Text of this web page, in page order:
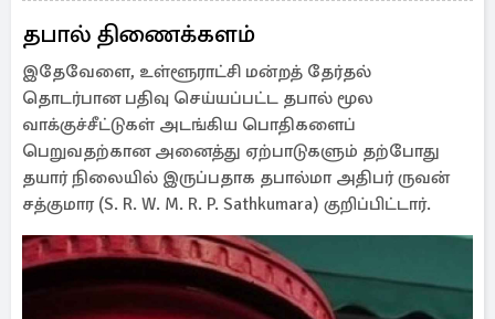
தபால் திணைக்களம்
இதேவேளை, உள்ளூராட்சி மன்றத் தேர்தல்
தொடர்பான பதிவு செய்யப்பட்ட தபால் மூல
வாக்குச்சீட்டுகள் அடங்கிய பொதிகளைப்
பெறுவதற்கான அனைத்து ஏற்பாடுகளும் தற்போது
தயார் நிலையில் இருப்பதாக தபால்மா அதிபர் ருவன்
சத்குமார (S. R. W. M. R. P. Sathkumara) குறிப்பிட்டார்.